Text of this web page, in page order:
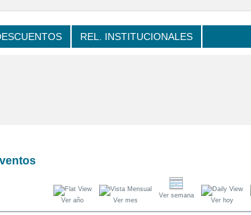
REL. INSTITUCIONALES
Ver año Ver mes
Ver semana
Ver hoy